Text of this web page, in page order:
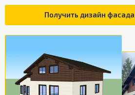
Получить дизайн